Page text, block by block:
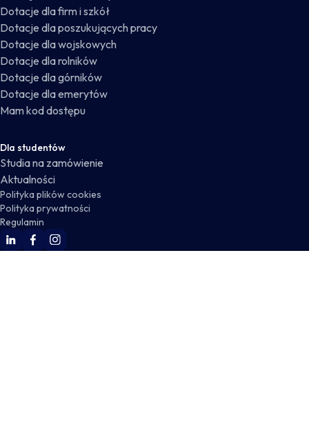
Dotacje dla firm i szkół
Dotacje dla poszukujących pracy
Dotacje dla wojskowych
Dotacje dla rolników
Dotacje dla górników
Dotacje dla emerytów
Mam kod dostępu
Dla studentów
Studia na zamówienie
Aktualności
Polityka plików cookies
Polityka prywatności
Regulamin
WSKZ Linkedin
WSKZ Facebook
WSKZ Instagram